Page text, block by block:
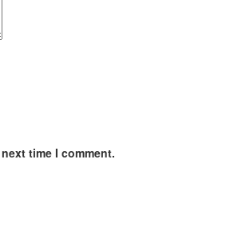
time I comment.